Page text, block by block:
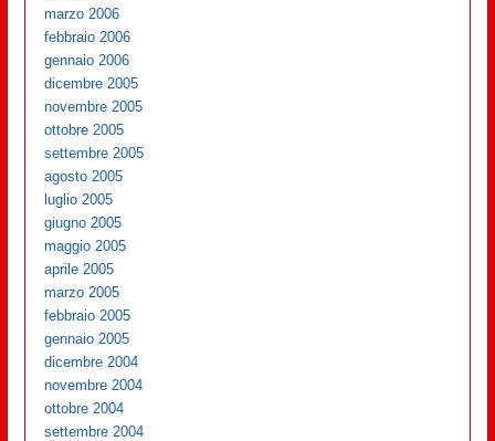
marzo 2006
febbraio 2006
gennaio 2006
dicembre 2005
novembre 2005
ottobre 2005
settembre 2005
agosto 2005
luglio 2005
giugno 2005
maggio 2005
aprile 2005
marzo 2005
febbraio 2005
gennaio 2005
dicembre 2004
novembre 2004
ottobre 2004
settembre 2004